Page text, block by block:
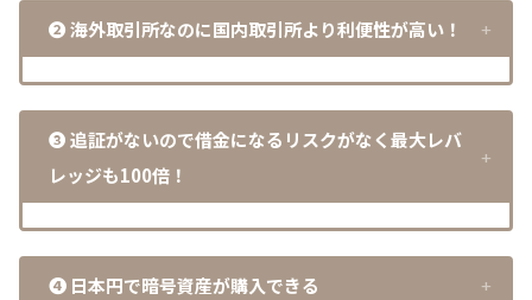
❷海外取引所なのに国内取引所より利便性が高い！
❸ 追証がないので借金になるリスクがなく最大レバ
レッジも100倍！
❹ 日本円で暗号資産が購入できる